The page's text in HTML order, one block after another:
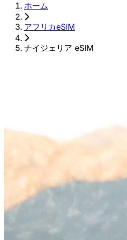
ホーム
›
アフリカeSIM
›
ナイジェリア eSIM